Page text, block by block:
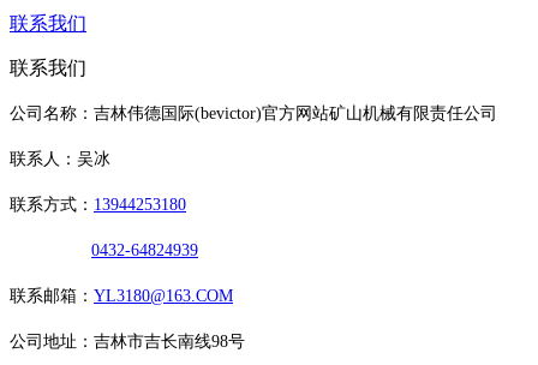
联系我们
联系我们
公司名称：吉林伟德国际(bevictor)官方网站矿山机械有限责任公司
联系人：吴冰
联系方式： 13944253180
0432-64824939
联系邮箱： YL3180@163.COM
公司地址：吉林市吉长南线98号